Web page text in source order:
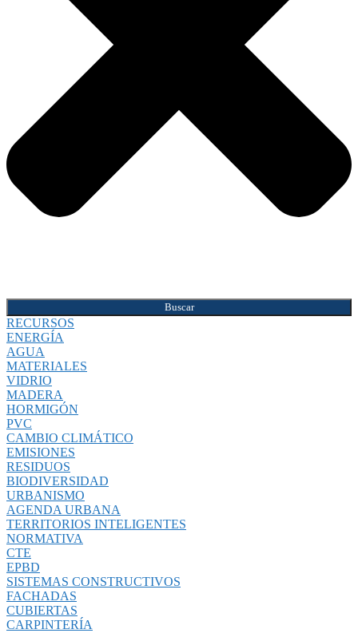
Buscar
RECURSOS
ENERGÍA
AGUA
MATERIALES
VIDRIO
MADERA
HORMIGÓN
PVC
CAMBIO CLIMÁTICO
EMISIONES
RESIDUOS
BIODIVERSIDAD
URBANISMO
AGENDA URBANA
TERRITORIOS INTELIGENTES
NORMATIVA
CTE
EPBD
SISTEMAS CONSTRUCTIVOS
FACHADAS
CUBIERTAS
CARPINTERÍA